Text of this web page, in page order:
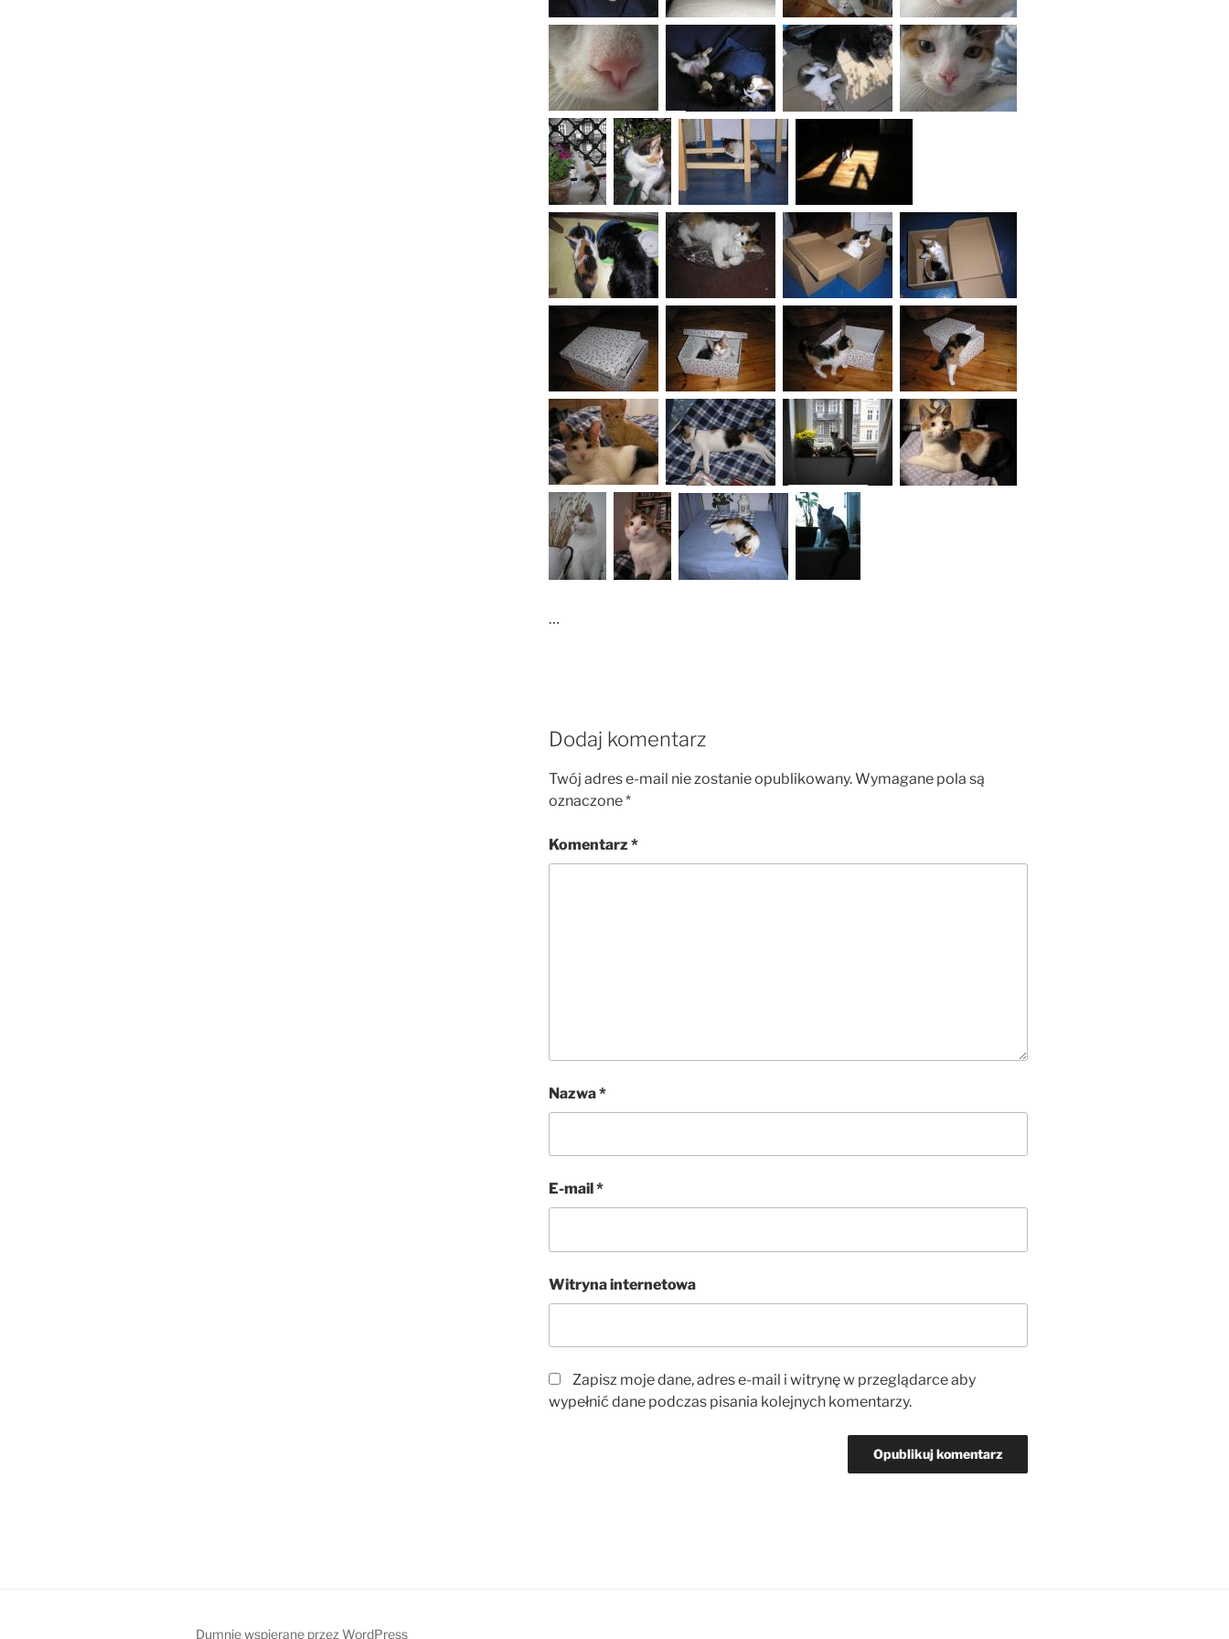
…
Dodaj komentarz
Twój adres e-mail nie zostanie opublikowany.Wymagane pola są
oznaczone*
Komentarz *
Nazwa*
E-mail *
Witryna internetowa
Zapisz moje dane, adres e-mail i witrynę w przeglądarce aby
wypełnić dane podczas pisania kolejnych komentarzy.
Dumnie wspierane przez WordPress